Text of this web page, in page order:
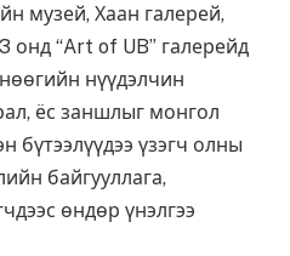
музей, Хаан галерей,
онд “Art of UB” галерейд
нүүдэлчин
ёс заншлыг монгол
бүтээлүүдээ үзэгч олны
байгууллага,
өндөр үнэлгээ